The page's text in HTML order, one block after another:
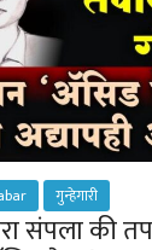
गुन्हेगारी
संपला की